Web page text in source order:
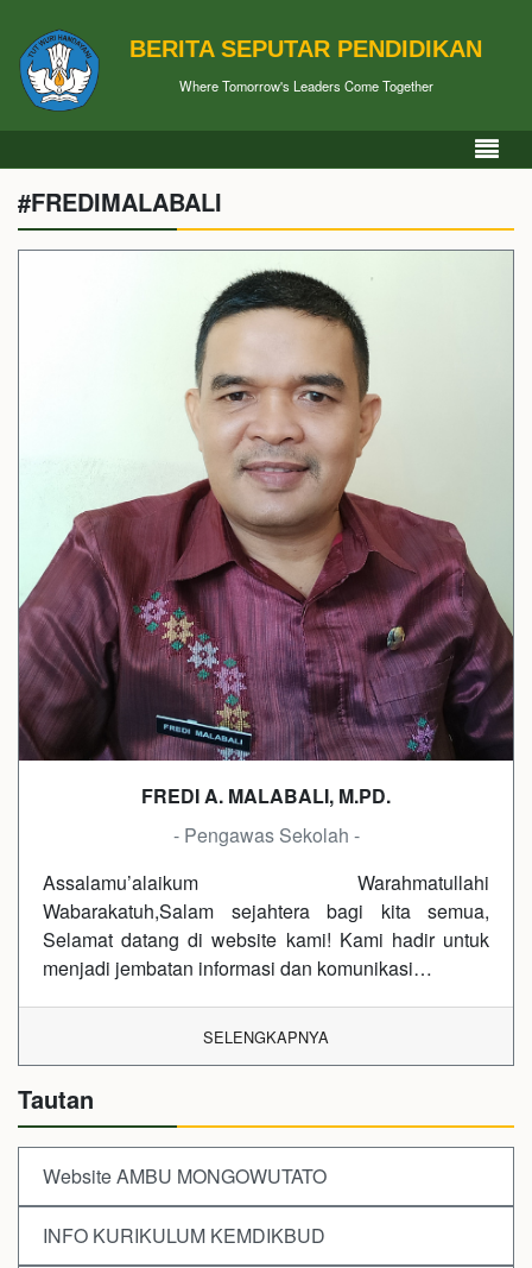
BERITA SEPUTAR PENDIDIKAN
Where Tomorrow's Leaders Come Together
#FREDIMALABALI
FREDI A. MALABALI, M.PD.
- Pengawas Sekolah -
Assalamu’alaikum Warahmatullahi
Wabarakatuh,Salam sejahtera bagi kita semua,
Selamat datang di website kami! Kami hadir untuk
menjadi jembatan informasi dan komunikasi…
SELENGKAPNYA
Tautan
Website AMBU MONGOWUTATO
INFO KURIKULUM KEMDIKBUD